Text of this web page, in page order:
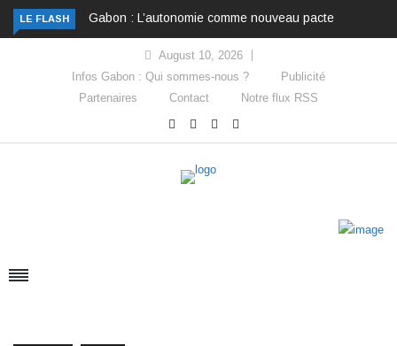
LE FLASH Gabon : L’autonomie comme nouveau pacte
August 10, 2026
Infos Gabon : Qui sommes-nous ?
Publicité
Partenaires
Contact Notre flux RSS